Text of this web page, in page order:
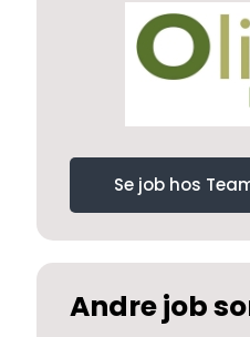
Se job hos
Andre job